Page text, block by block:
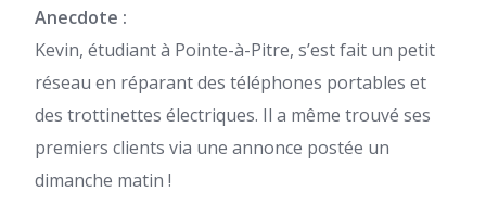
Anecdote :
Kevin, étudiant à Pointe-à-Pitre, s’est fait un petit
réseau en réparant des téléphones portables et
des trottinettes électriques. Il a même trouvé ses
premiers clients via une annonce postée un
dimanche matin !